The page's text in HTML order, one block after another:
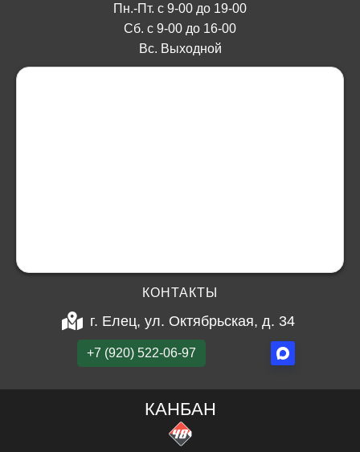
Пн.-Пт. с 9-00 до 19-00
Сб. с 9-00 до 16-00
Вс. Выходной
КОНТАКТЫ
г. Елец, ул. Октябрьская, д. 34
+7 (920) 522-06-97
КАНБАН